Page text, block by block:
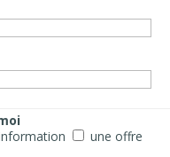
une offre